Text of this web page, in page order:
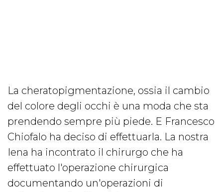
La cheratopigmentazione, ossia il cambio
del colore degli occhi è una moda che sta
prendendo sempre più piede. E Francesco
Chiofalo ha deciso di effettuarla. La nostra
Iena ha incontrato il chirurgo che ha
effettuato l'operazione chirurgica
documentando un'operazioni di